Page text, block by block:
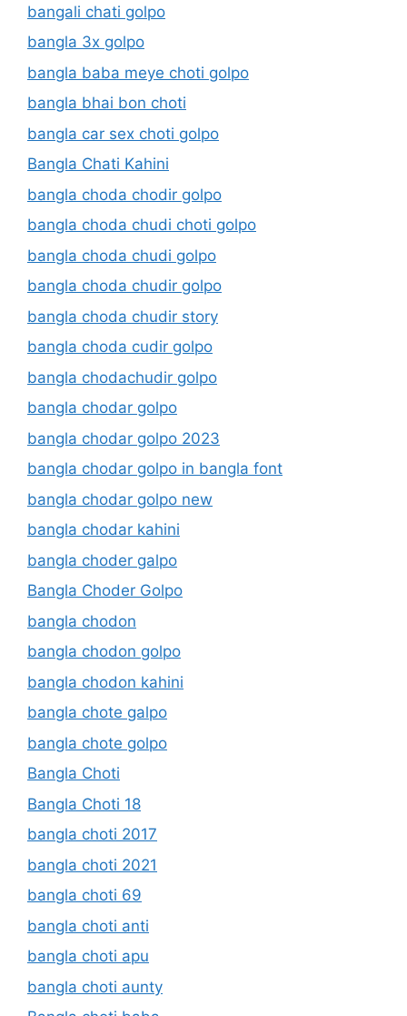
bangali chati golpo
bangla 3x golpo
bangla baba meye choti golpo
bangla bhai bon choti
bangla car sex choti golpo
Bangla Chati Kahini
bangla choda chodir golpo
bangla choda chudi choti golpo
bangla choda chudi golpo
bangla choda chudir golpo
bangla choda chudir story
bangla choda cudir golpo
bangla chodachudir golpo
bangla chodar golpo
bangla chodar golpo 2023
bangla chodar golpo in bangla font
bangla chodar golpo new
bangla chodar kahini
bangla choder galpo
Bangla Choder Golpo
bangla chodon
bangla chodon golpo
bangla chodon kahini
bangla chote galpo
bangla chote golpo
Bangla Choti
Bangla Choti 18
bangla choti 2017
bangla choti 2021
bangla choti 69
bangla choti anti
bangla choti apu
bangla choti aunty